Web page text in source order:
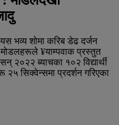
भव्य शोमा करिब डेढ दर्जन
मोडलहरूले ¥याम्पवाक प्रस्तुत
ब्याचका १०२ विद्यार्थी
२५ सिक्वेन्समा प्रदर्शन गरिएका